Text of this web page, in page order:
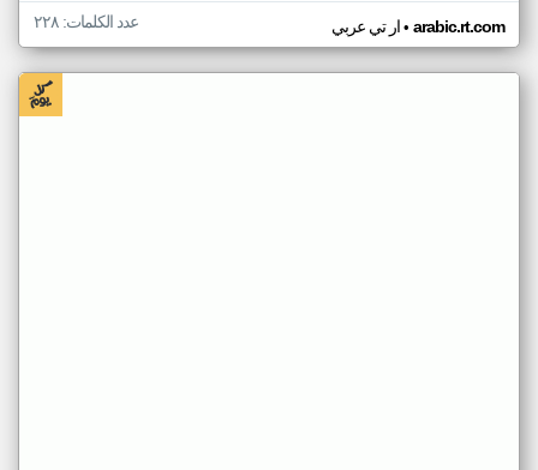
ار تي عربي• arabic.rt.com عدد الكلمات: ٢٢٨